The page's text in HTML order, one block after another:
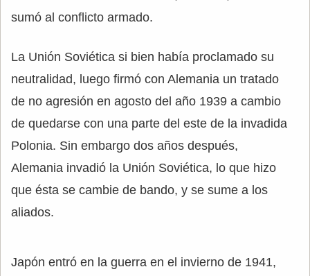
sumó al conflicto armado.
La Unión Soviética si bien había proclamado su
neutralidad, luego firmó con Alemania un tratado
de no agresión en agosto del año 1939 a cambio
de quedarse con una parte del este de la invadida
Polonia. Sin embargo dos años después,
Alemania invadió la Unión Soviética, lo que hizo
que ésta se cambie de bando, y se sume a los
aliados.
Japón entró en la guerra en el invierno de 1941,